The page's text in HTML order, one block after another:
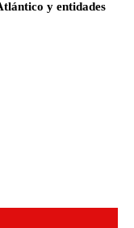
y entidades